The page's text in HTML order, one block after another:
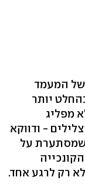
של המעמד
יותר
מפליג
- ודווקא
שמסתערת על
רק לרגע אחד.